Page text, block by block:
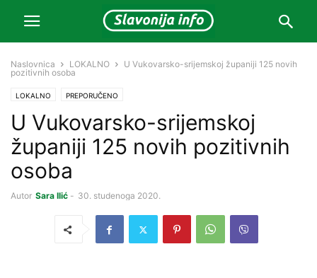
Naslovnica LOKALNO
U Vukovarsko-srijemskoj županiji 125 novih
pozitivnih osoba
LOKALNO PREPORUČENO
U Vukovarsko-srijemskoj
županiji 125 novih pozitivnih
osoba
Autor Sara Ilić - 30. studenoga 2020.